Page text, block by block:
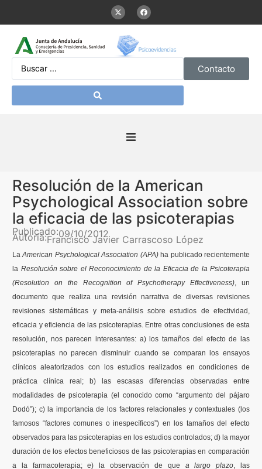
Contacto
Presentación
De interés
Contenidos Psicoevidencias
Boletín
Resolución de la American
Psychological Association sobre
la eficacia de las psicoterapias
Publicado:09/10/2012
Autoría:Francisco Javier Carrascoso López
LaAmerican Psychological Association (APA)ha publicado recientemente
la Resolución sobre el Reconocimiento de la Eficacia de la Psicoterapia
(Resolution on the Recognition of Psychotherapy Effectiveness), un
documento que realiza una revisión narrativa de diversas revisiones
revisiones sistemáticas y meta-análisis sobre estudios de efectividad,
eficacia y eficiencia de las psicoterapias. Entre otras conclusiones de esta
resolución, nos parecen interesantes: a) los tamaños del efecto de las
psicoterapias no parecen disminuir cuando se comparan los ensayos
clínicos aleatorizados con los estudios realizados en condiciones de
práctica clínica real; b) las escasas diferencias observadas entre
modalidades de psicoterapia (el conocido como “argumento del pájaro
Dodó”); c) la importancia de los factores relacionales y contextuales (los
famosos “factores comunes o inespecíficos”) en los tamaños del efecto
observados para las psicoterapias en los estudios controlados; d) la mayor
duración de los efectos beneficiosos de las psicoterapias en comparación
a la farmacoterapia; e) la observación de que a largo plazo, las